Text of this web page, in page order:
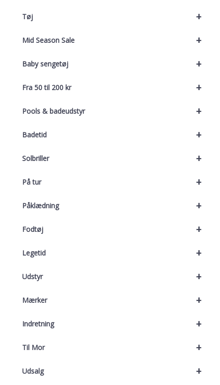
+
Tøj
+
Mid Season Sale
+
Baby sengetøj
+
Fra 50 til 200 kr
+
Pools & badeudstyr
+
Badetid
+
Solbriller
+
På tur
+
Påklædning
+
Fodtøj
+
Legetid
+
Udstyr
+
Mærker
+
Indretning
+
Til Mor
+
Udsalg